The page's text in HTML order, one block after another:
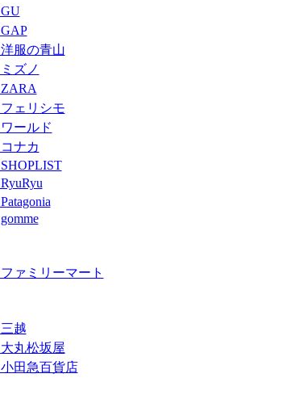
GU
GAP
洋服の青山
ミズノ
ZARA
フェリシモ
ワールド
コナカ
SHOPLIST
RyuRyu
Patagonia
gomme
ファミリーマート
三越
大丸松坂屋
小田急百貨店